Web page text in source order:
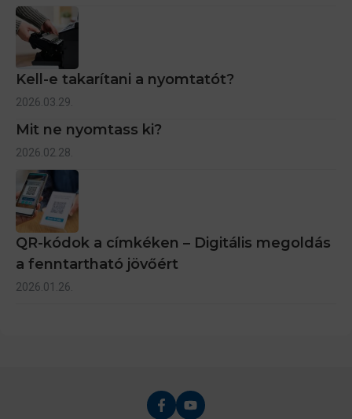
Kell-e takarítani a nyomtatót?
2026.03.29.
Mit ne nyomtass ki?
2026.02.28.
QR-kódok a címkéken – Digitális megoldás
a fenntartható jövőért
2026.01.26.